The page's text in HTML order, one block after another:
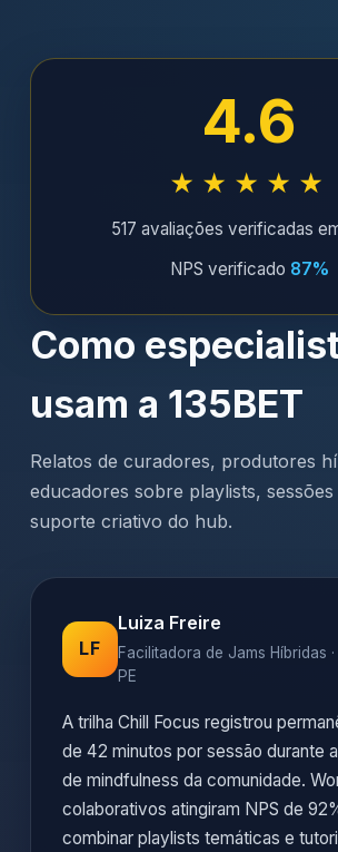
4.6
★★★★★
517 avaliações verificadas
NPS verificado 87%
Como
usam a 135BET
Relatos de curadores, produtores
educadores sobre playlists,
suporte criativo do hub.
LF
Luiza Freire
Facilitadora de Jams Híbridas ·
PE
A trilha Chill Focus registrou
de 42 minutos por sessão durante
de mindfulness da comunidade.
colaborativos atingiram NPS de
combinar playlists temáticas e